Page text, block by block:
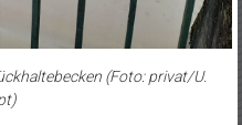
(Foto: privat/U.